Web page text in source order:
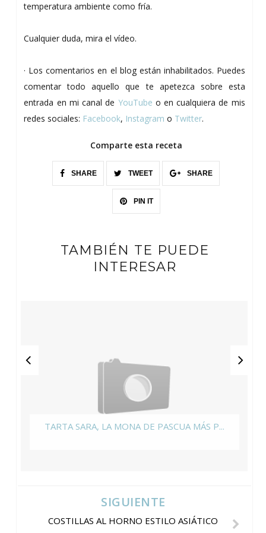
temperatura ambiente como fría.
Cualquier duda, mira el vídeo.
· Los comentarios en el blog están inhabilitados. Puedes
comentar todo aquello que te apetezca sobre esta
entrada en mi canal de YouTube o en cualquiera de mis
redes sociales: Facebook, Instagram o Twitter.
Comparte esta receta
SHARE TWEET SHARE
PIN IT
TAMBIÉN TE PUEDE
INTERESAR
TARTA SARA, LA MONA DE PASCUA MÁS P...
SIGUIENTE
COSTILLAS AL HORNO ESTILO ASIÁTICO